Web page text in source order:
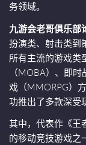
务领域。
九游会老哥俱乐部
扮演类、射击类到
所有主流的游戏类
（MOBA）、即
戏（MMORPG）
功推出了多款深受
其中，代表作《王
的移动竞技游戏之